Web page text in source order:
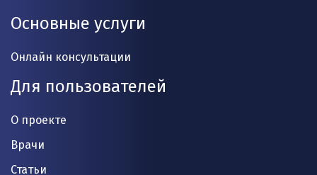
Основные услуги
Онлайн консультации
Для пользователей
О проекте
Врачи
Статьи